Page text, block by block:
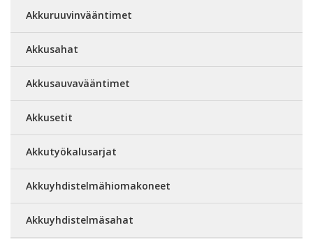
Akkuruuvinvääntimet
Akkusahat
Akkusauvavääntimet
Akkusetit
Akkutyökalusarjat
Akkuyhdistelmähiomakoneet
Akkuyhdistelmäsahat